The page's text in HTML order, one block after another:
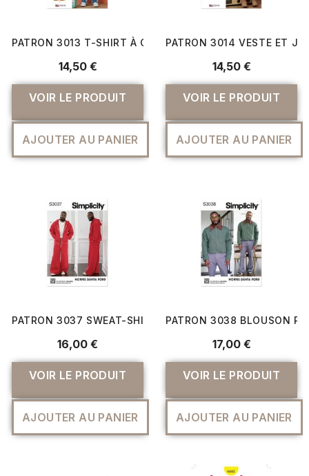
PATRON 3013 T-SHIRT À CAPUCHE ET JEANS POUR
14,50 €
VOIR LE PRODUIT
AJOUTER AU PANIER
PATRON 3014 VESTE ET
14,50 €
VOIR LE PRODUIT
AJOUTER AU PANIER
PATRON 3037 SWEAT-SHIRT ET PANTALON DE
16,00 €
VOIR LE PRODUIT
AJOUTER AU PANIER
PATRON 3038 BLOUSON
17,00 €
VOIR LE PRODUIT
AJOUTER AU PANIER